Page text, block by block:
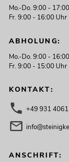
Mo.-Do. 9:00 -
Fr. 9:00 - 16:00 Uhr
ABHOLUNG:
Mo.-Do. 9:00 -
Fr. 9:00 - 15:00 Uhr
KONTAKT:
+49 931
ANSCHRIFT: